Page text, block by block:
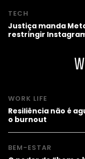
TECH
Justiça manda
restringir
WORK LIFE
Resiliência não é
o burnout
BEM-ESTAR